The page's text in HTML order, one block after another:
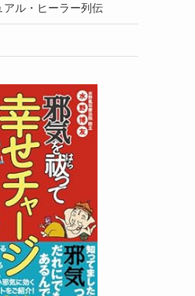
アル・ヒーラー列伝